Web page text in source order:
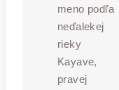
meno podľa
neďalekej
rieky
Kayave,
pravej